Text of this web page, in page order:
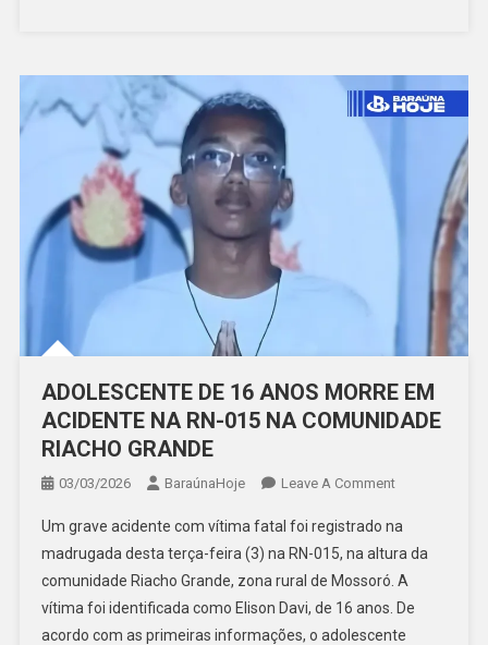
ADOLESCENTE DE 16 ANOS MORRE EM
ACIDENTE NA RN-015 NA COMUNIDADE
RIACHO GRANDE
03/03/2026 BaraúnaHoje Leave A CommentOn
DE
16
ANOS
MORRE
EM
Um grave acidente com vítima fatal foi registrado na
madrugada desta terça-feira (3) na RN-015, na altura da
comunidade Riacho Grande, zona rural de Mossoró. A
vítima foi identificada como Elison Davi, de 16 anos. De
acordo com as primeiras informações, o adolescente